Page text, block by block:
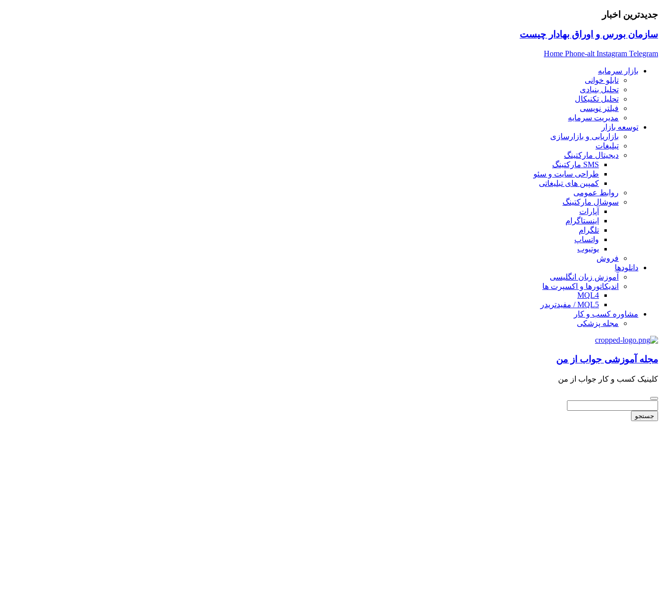
جدیدترین اخبار
سازمان بورس و اوراق بهادار چیست
Home Phone-alt Instagram Telegram
بازار سرمایه
تابلو خوانی
تحلیل بنیادی
تحلیل تکنیکال
فیلتر نویسی
مدیریت سرمایه
توسعه بازار
بازاریابی و بازارسازی
تبلیغات
دیجیتال مارکتینگ
SMS مارکتینگ
طراحی سایت و سئو
کمپین های تبلیغاتی
روابط عمومی
سوشال مارکتینگ
آپارات
اینستاگرام
تلگرام
واتساپ
یوتیوب
فروش
دانلودها
آموزش زبان انگلیسی
اندیکاتورها و اکسپرت ها
MQL4
MQL5 / مفیدتریدر
مشاوره کسب و کار
مجله پزشکی
مجله آموزشی جواب از من
کلینیک کسب و کار جواب از من